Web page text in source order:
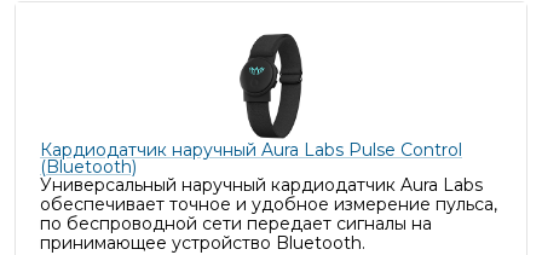
Кардиодатчик наручный Aura Labs Pulse Control
(Bluetooth)
Универсальный наручный кардиодатчик Aura Labs
обеспечивает точное и удобное измерение пульса,
по беспроводной сети передает сигналы на
принимающее устройство Bluetooth.